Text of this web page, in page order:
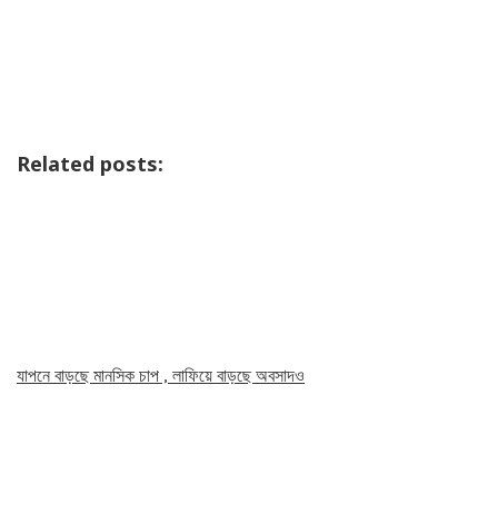
Related posts:
যাপনে বাড়ছে মানসিক চাপ , লাফিয়ে বাড়ছে অবসাদও